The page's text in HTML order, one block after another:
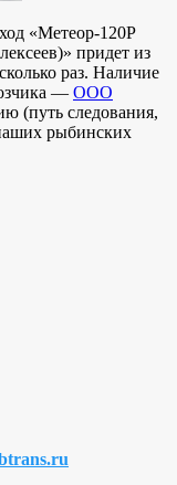
«Метеор-120Р
придет из
раз. Наличие
— ООО
(путь следования,
рыбинских